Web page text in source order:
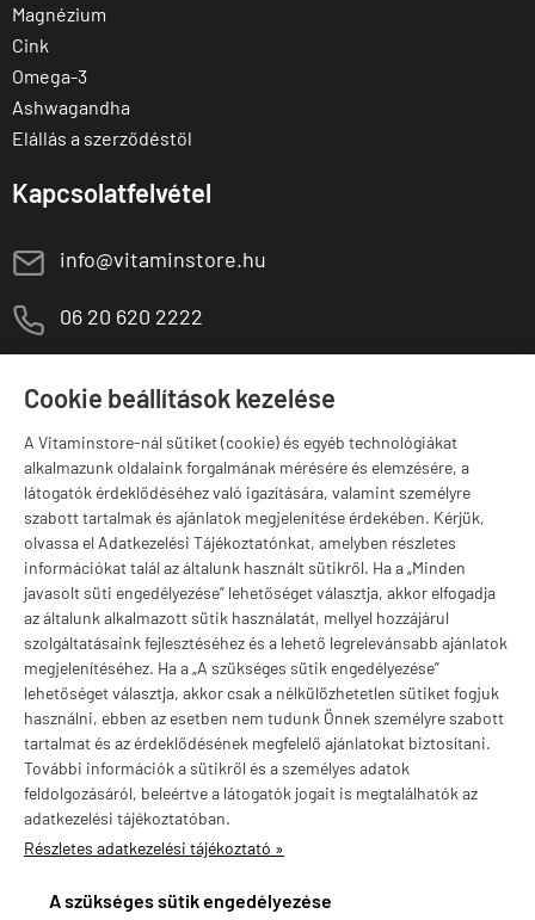
Cookie beállítások kezelése
A Vitaminstore-nál sütiket (cookie) és egyéb technológiákat
alkalmazunk oldalaink forgalmának mérésére és elemzésére, a
látogatók érdeklődéséhez való igazítására, valamint személyre
szabott tartalmak és ajánlatok megjelenítése érdekében. Kérjük,
olvassa el Adatkezelési Tájékoztatónkat, amelyben részletes
információkat talál az általunk használt sütikről. Ha a „Minden
javasolt süti engedélyezése” lehetőséget választja, akkor elfogadja
az általunk alkalmazott sütik használatát, mellyel hozzájárul
szolgáltatásaink fejlesztéséhez és a lehető legrelevánsabb ajánlatok
megjelenítéséhez. Ha a „A szükséges sütik engedélyezése”
lehetőséget választja, akkor csak a nélkülözhetetlen sütiket fogjuk
használni, ebben az esetben nem tudunk Önnek személyre szabott
tartalmat és az érdeklődésének megfelelő ajánlatokat biztosítani.
További információk a sütikről és a személyes adatok
feldolgozásáról, beleértve a látogatók jogait is megtalálhatók az
adatkezelési tájékoztatóban.
Részletes adatkezelési tájékoztató »
A szükséges sütik engedélyezése
Magnézium
Cink
Omega-3
Ashwagandha
Elállás a szerződéstől
Kapcsolatfelvétel
E info@vitaminstore.hu
M 06 20 620 2222
Szugló u. 83-85.
Márkák
Valuta választás
vitaminstore.hu -Vitaminstore / Gymstore Hungary